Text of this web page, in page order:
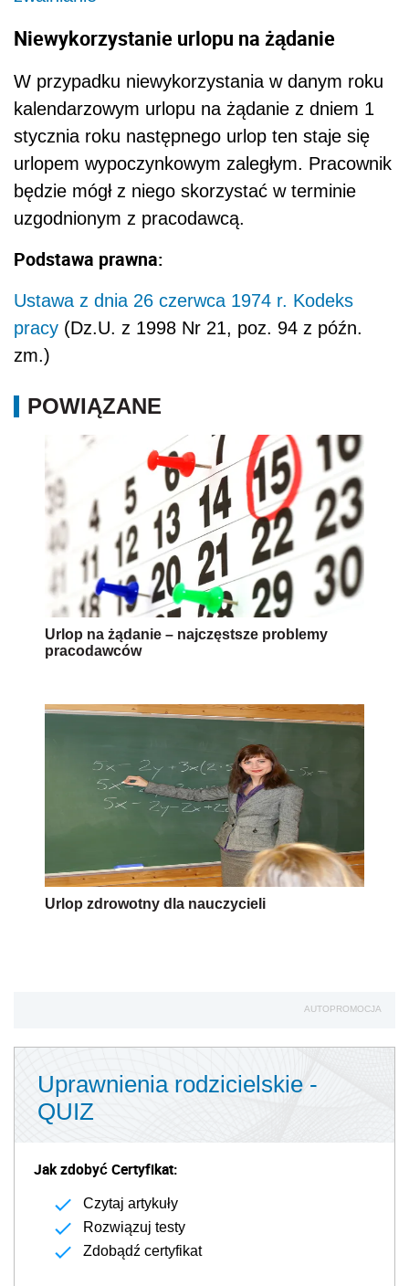
Niewykorzystanie urlopu na żądanie
W przypadku niewykorzystania w danym roku
kalendarzowym urlopu na żądanie z dniem 1
stycznia roku następnego urlop ten staje się
urlopem wypoczynkowym zaległym. Pracownik
będzie mógł z niego skorzystać w terminie
uzgodnionym z pracodawcą.
Podstawa prawna:
Ustawa z dnia 26 czerwca 1974 r. Kodeks
pracy (Dz.U. z 1998 Nr 21, poz. 94 z późn.
zm.)
POWIĄZANE
Urlop na żądanie – najczęstsze problemy
pracodawców
Urlop zdrowotny dla nauczycieli
AUTOPROMOCJA
Uprawnienia rodzicielskie -
QUIZ
Jak zdobyć Certyfikat:
Czytaj artykuły
Rozwiązuj testy
Zdobądź certyfikat